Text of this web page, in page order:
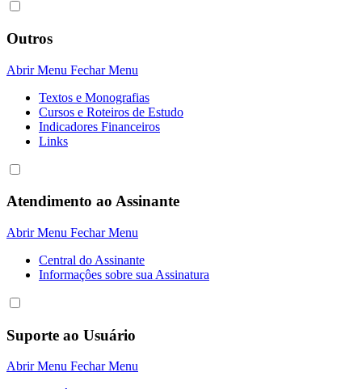
Outros
Abrir Menu Fechar Menu
Textos e Monografias
Cursos e Roteiros de Estudo
Indicadores Financeiros
Links
Atendimento ao Assinante
Abrir Menu Fechar Menu
Central do Assinante
Informaçôes sobre sua Assinatura
Suporte ao Usuário
Abrir Menu Fechar Menu